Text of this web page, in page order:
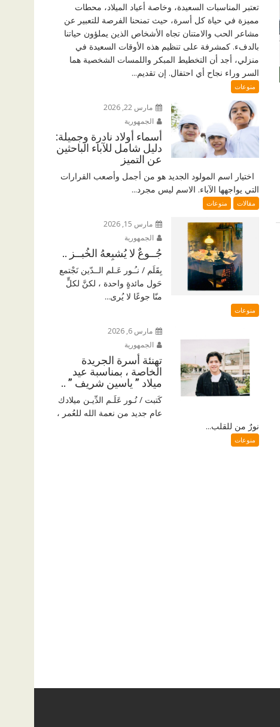
تعتبر المناسبات السعيدة، وخاصة أعياد الميلاد، محطات
مميزة في حياة كل أسرة، حيث تمنحنا الفرصة للتعبير عن
مشاعر الحب والامتنان تجاه الأشخاص الذين يملؤون حياتنا
بالدفء. كمشرفة على تنظيم هذه الأوقات السعيدة في
منزلي، أجد أن التخطيط المبكر واللمسات الشخصية هما
السر وراء نجاح أي احتفال. إن تقديم...
منوعات
مارس 22, 2026
الجمهورية
أسماء أولاد نادرة وجميلة:
دليل شامل للآباء الباحثين
عن التميز
اختيار اسم المولود الجديد هو من أجمل وأصعب القرارات
التي يواجهها الآباء. الاسم ليس مجرد...
مقالات منوعات
مارس 15, 2026
الجمهورية
جُــوعٌ لا يُشبِعهُ الخُبــز ..
بِقَلَم / نـُـور عَـلم الــدّين نَجْتمع
حَول مائدةٍ واحدة ، لكنَّ لكلٍّ
منّا جوعًا لا يُرى...
منوعات
مارس 6, 2026
الجمهورية
تهنئة أسرة الجريدة
الخاصة ، بمناسبة عيد
ميلاد ” ياسين شريف ” ..
كَتبت / نُـور عَلَـم الدِّيـن ميلادك
عام جديد من نعمة الله للعُمر ،
نورٌ من للقلب...
منوعات